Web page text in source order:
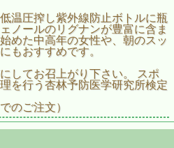
温圧搾し紫外線防止ボトルに瓶
ノールのリグナンが豊富に含ま
めた中高年の女性や、朝のスッ
もおすすめです。
してお召上がり下さい。 スポ
を行う杏林予防医学研究所検定
のご注文）